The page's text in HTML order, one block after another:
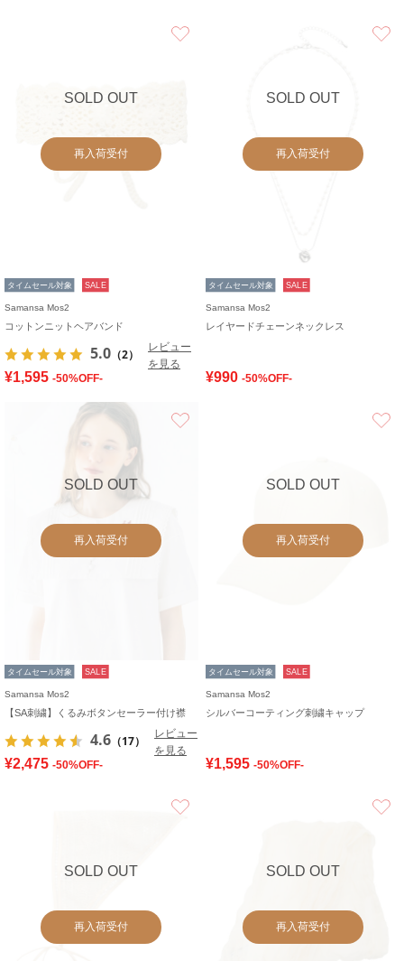
SOLD OUT
再入荷受付
タイムセール対象 SALE
Samansa Mos2
コットンニットヘアバンド
5.0 （2）
レビュー
を見る
¥1,595 -50%OFF-
SOLD OUT
再入荷受付
タイムセール対象 SALE
Samansa Mos2
レイヤードチェーンネックレス
¥990 -50%OFF-
SOLD OUT
再入荷受付
タイムセール対象 SALE
Samansa Mos2
【SA刺繍】くるみボタンセーラー付け襟
4.6 （17）
レビュー
を見る
¥2,475 -50%OFF-
SOLD OUT
再入荷受付
タイムセール対象 SALE
Samansa Mos2
シルバーコーティング刺繍キャップ
¥1,595 -50%OFF-
SOLD OUT
再入荷受付
SOLD OUT
再入荷受付